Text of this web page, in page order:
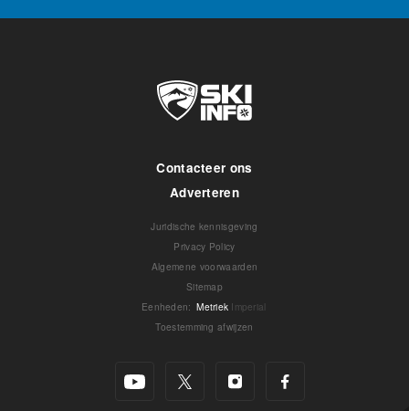
Contacteer ons
Adverteren
Juridische kennisgeving
Privacy Policy
Algemene voorwaarden
Sitemap
Eenheden: Metriek Imperial
Toestemming afwijzen